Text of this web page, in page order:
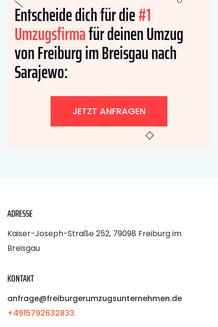
Entscheide dich für die#1
Umzugsfirmafür deinen Umzug
von Freiburg im Breisgau nach
Sarajewo:
JETZT ANFRAGEN
ADRESSE
Kaiser-Joseph-Straße 252, 79098 Freiburg im
Breisgau
KONTAKT
anfrage@freiburgerumzugsunternehmen.de
+4915792632833